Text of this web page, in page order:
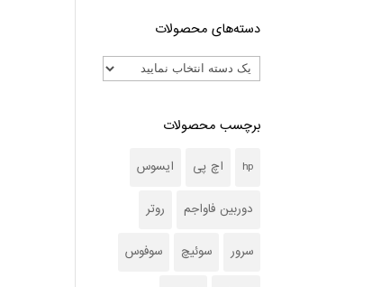
دسته‌های محصولات
برچسب محصولات
hp اچ پی ایسوس
دوربین فاواجم روتر
سرور سوئیچ سوفوس